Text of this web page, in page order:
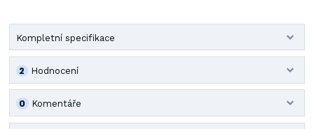
Kompletní specifikace
Hodnocení
2
Komentáře
0